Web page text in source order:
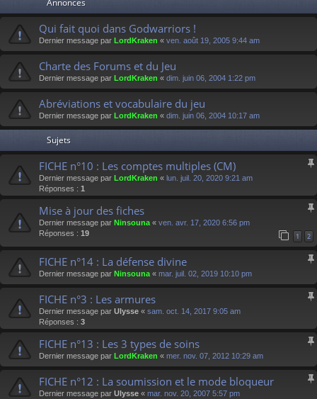
Annonces
Qui fait quoi dans Godwarriors !
Dernier message par LordKraken « ven. août 19, 2005 9:44 am
Charte des Forums et du Jeu
Dernier message par LordKraken « dim. juin 06, 2004 1:22 pm
Abréviations et vocabulaire du jeu
Dernier message par LordKraken « dim. juin 06, 2004 10:17 am
Sujets
FICHE n°10 : Les comptes multiples (CM)
Dernier message par LordKraken « lun. juil. 20, 2020 9:21 am
Réponses : 1
Mise à jour des fiches
Dernier message par Ninsouna « ven. avr. 17, 2020 6:56 pm
Réponses : 19 1 2
FICHE n°14 : La défense divine
Dernier message par Ninsouna « mar. juil. 02, 2019 10:10 pm
FICHE n°3 : Les armures
Dernier message par Ulysse « sam. oct. 14, 2017 9:05 am
Réponses : 3
FICHE n°13 : Les 3 types de soins
Dernier message par LordKraken « mer. nov. 07, 2012 10:29 am
FICHE n°12 : La soumission et le mode bloqueur
Dernier message par Ulysse « mar. nov. 20, 2007 5:57 pm